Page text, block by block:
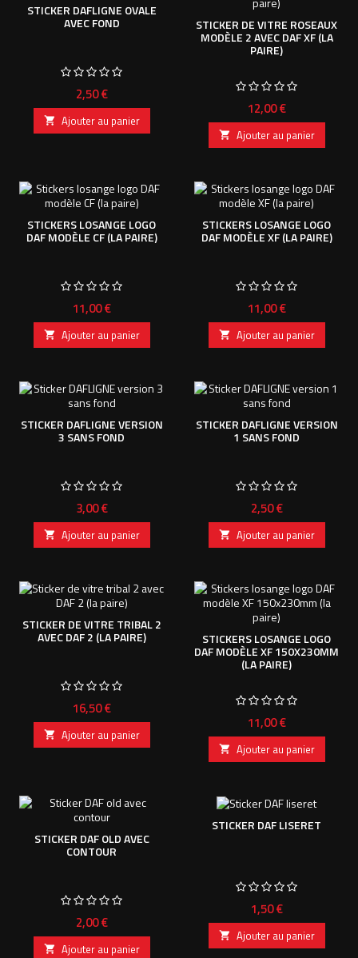
STICKER DAFLIGNE OVALE
AVEC FOND
Prix
2,50 €
 Ajouter au panier
STICKER DE VITRE ROSEAUX
MODÈLE 2 AVEC DAF XF (LA
PAIRE)
Prix
12,00 €
 Ajouter au panier
STICKERS LOSANGE LOGO
DAF MODÈLE CF (LA PAIRE)
Prix
11,00 €
 Ajouter au panier
STICKERS LOSANGE LOGO
DAF MODÈLE XF (LA PAIRE)
Prix
11,00 €
 Ajouter au panier
STICKER DAFLIGNE VERSION
3 SANS FOND
Prix
3,00 €
 Ajouter au panier
STICKER DAFLIGNE VERSION
1 SANS FOND
Prix
2,50 €
 Ajouter au panier
STICKER DE VITRE TRIBAL 2
AVEC DAF 2 (LA PAIRE)
Prix
16,50 €
 Ajouter au panier
STICKERS LOSANGE LOGO
DAF MODÈLE XF 150X230MM
(LA PAIRE)
Prix
11,00 €
 Ajouter au panier
STICKER DAF OLD AVEC
CONTOUR
Prix
2,00 €
 Ajouter au panier
STICKER DAF LISERET
Prix
1,50 €
 Ajouter au panier